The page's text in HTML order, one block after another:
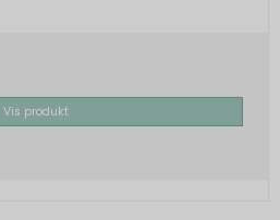
Vis produkt